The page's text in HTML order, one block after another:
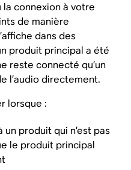
la connexion à votre
de manière
dans des
produit principal a été
reste connecté qu’un
l’audio directement.
lorsque :
produit qui n’est pas
le produit principal